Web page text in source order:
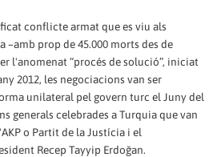
conflicte armat que es viu als
prop de 45.000 morts des de
l'anomenat “procés de solució”, iniciat
2012, les negociacions van ser
unilateral pel govern turc el Juny del
generals celebrades a Turquia que van
o Partit de la Justícia i el
Recep Tayyip Erdoğan.